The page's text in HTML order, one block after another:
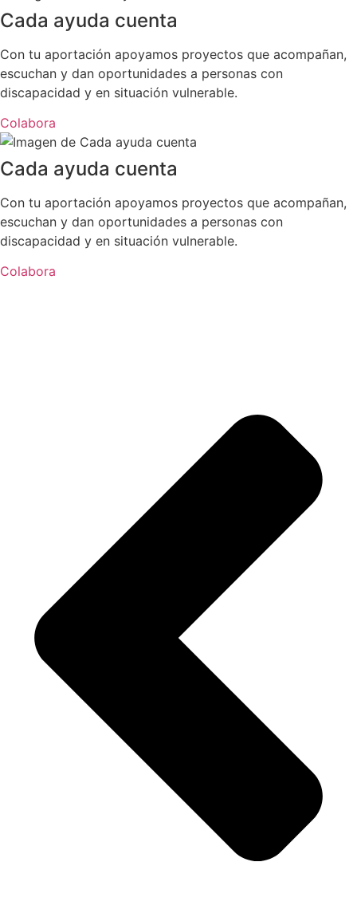
Cada ayuda cuenta
Con tu aportación apoyamos proyectos que acompañan,
escuchan y dan oportunidades a personas con
discapacidad y en situación vulnerable.
Colabora
Cada ayuda cuenta
Con tu aportación apoyamos proyectos que acompañan,
escuchan y dan oportunidades a personas con
discapacidad y en situación vulnerable.
Colabora